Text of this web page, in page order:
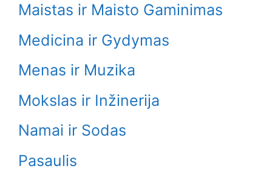
Maistas ir Maisto Gaminimas
Medicina ir Gydymas
Menas ir Muzika
Mokslas ir Inžinerija
Namai ir Sodas
Pasaulis